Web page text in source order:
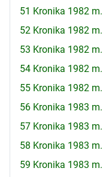
51 Kronika 1982 m.
52 Kronika 1982 m.
53 Kronika 1982 m.
54 Kronika 1982 m.
55 Kronika 1982 m.
56 Kronika 1983 m.
57 Kronika 1983 m.
58 Kronika 1983 m.
59 Kronika 1983 m.